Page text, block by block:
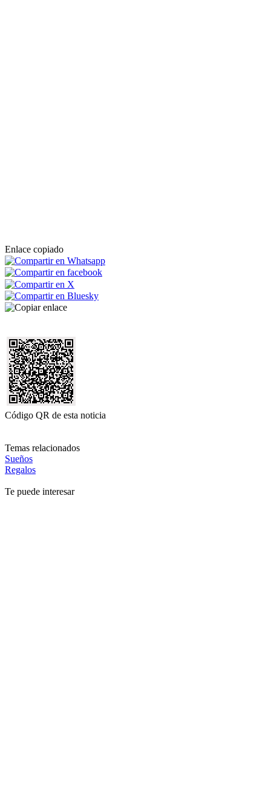
Enlace copiado
Código QR de esta noticia
Temas relacionados
Sueños
Regalos
Te puede interesar